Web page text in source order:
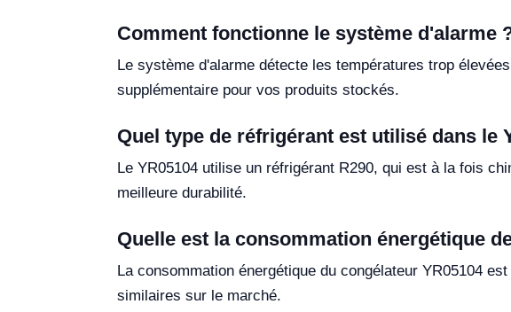
Comment fonctionne le système d'alarme
Le système d'alarme détecte les températures trop
supplémentaire pour vos produits stockés.
Quel type de réfrigérant est utilisé dans le
Le YR05104 utilise un réfrigérant R290, qui est à la fois
meilleure durabilité.
Quelle est la consommation énergétique
La consommation énergétique du congélateur YR05104
similaires sur le marché.